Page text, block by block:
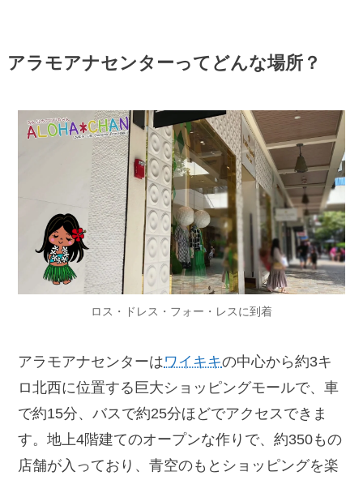
アラモアナセンターってどんな場所？
ロス・ドレス・フォー・レスに到着
アラモアナセンターはワイキキの中心から約3キ
ロ北西に位置する巨大ショッピングモールで、車
で約15分、バスで約25分ほどでアクセスできま
す。地上4階建てのオープンな作りで、約350もの
店舗が入っており、青空のもとショッピングを楽